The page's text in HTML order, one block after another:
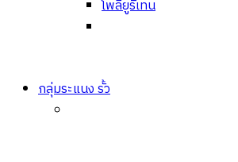
โพลียูริเทน
กลุ่มระแนง รั้ว